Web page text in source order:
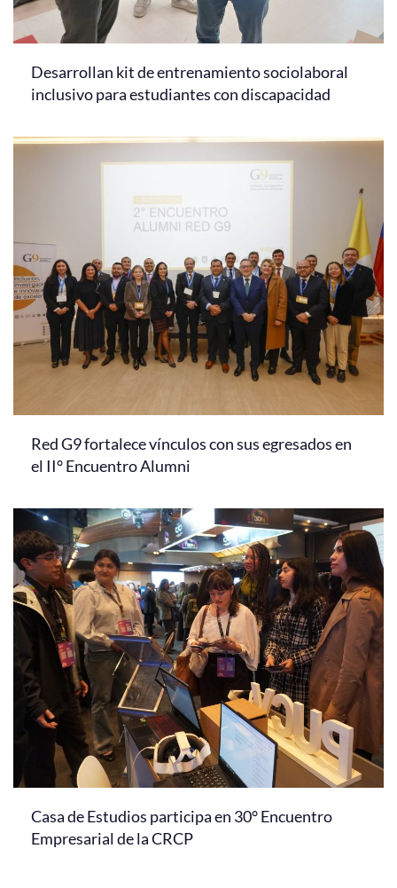
Desarrollan kit de entrenamiento sociolaboral
inclusivo para estudiantes con discapacidad
Red G9 fortalece vínculos con sus egresados en
el II° Encuentro Alumni
Casa de Estudios participa en 30° Encuentro
Empresarial de la CRCP